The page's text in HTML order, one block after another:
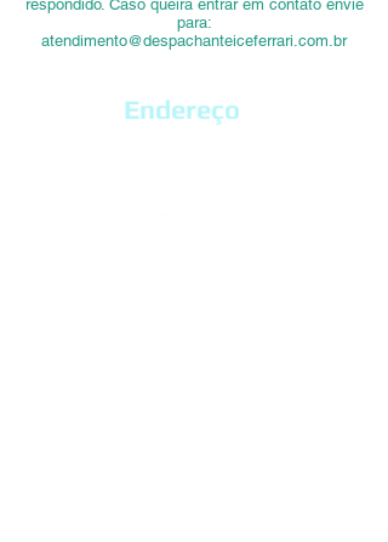
respondido. Caso queira entrar em contato envie
para:
atendimento@despachanteiceferrari.com.br
Endereço